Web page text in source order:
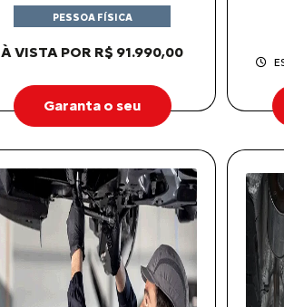
À VISTA POR R$ 91.990,00
PESSOA FÍSICA
Garanta o seu